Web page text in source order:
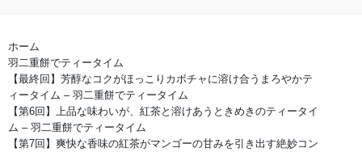
ホーム
羽二重餅でティータイム
【最終回】芳醇なコクがほっこりカボチャに溶け合うまろやかテ
ィータイム – 羽二重餅でティータイム
【第6回】上品な味わいが、紅茶と溶けあうときめきのティータイ
ム – 羽二重餅でティータイム
【第7回】爽快な香味の紅茶がマンゴーの甘みを引き出す絶妙コン